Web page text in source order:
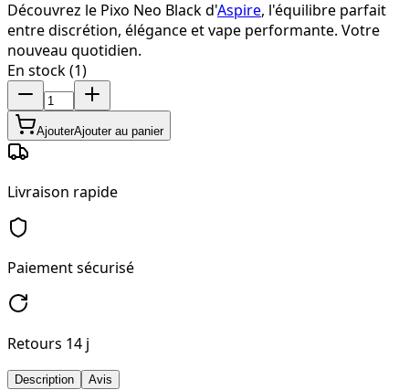
Découvrez le Pixo Neo Black d'Aspire, l'équilibre parfait
entre discrétion, élégance et vape performante. Votre
nouveau quotidien.
En stock (1)
AjouterAjouter au panier
Livraison rapide
Paiement sécurisé
Retours 14 j
Description Avis